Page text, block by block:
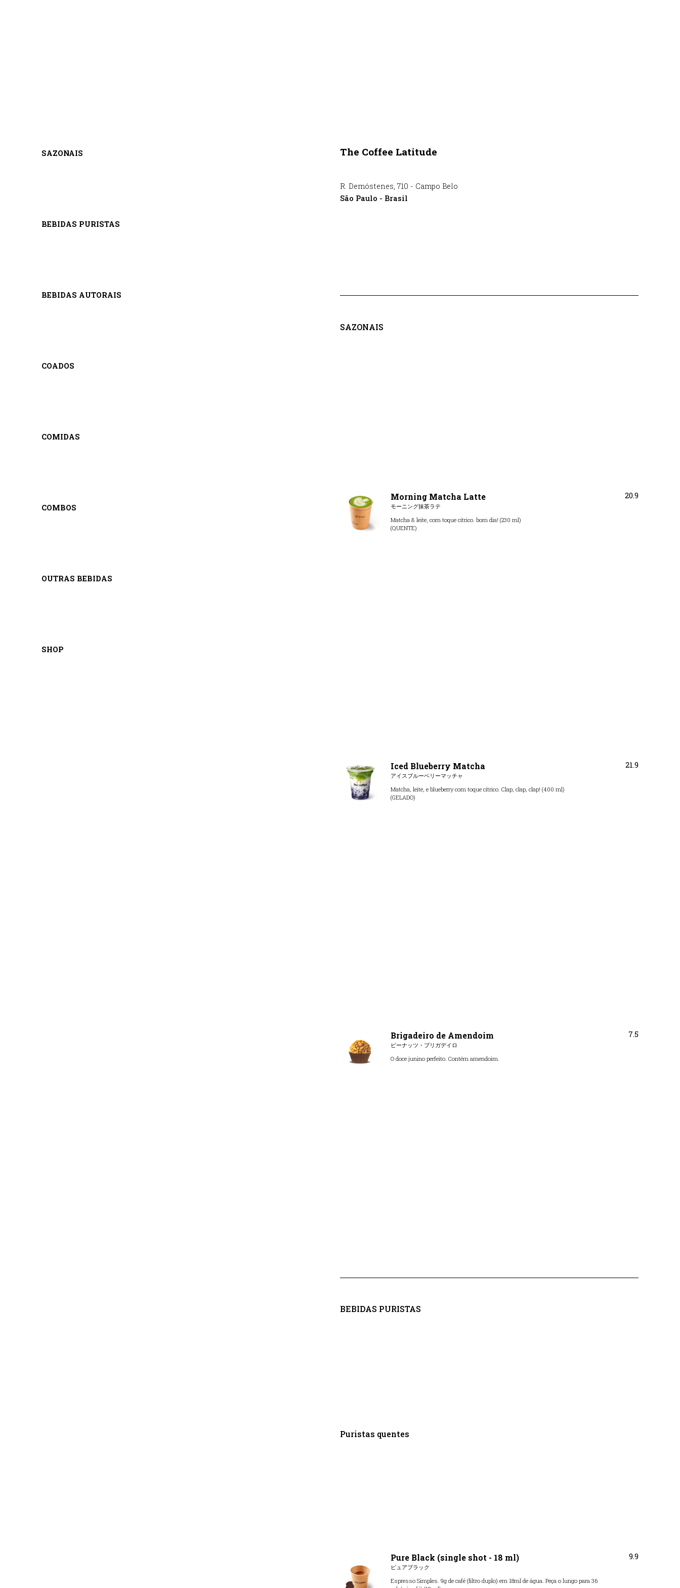
SAZONAIS
BEBIDAS PURISTAS
BEBIDAS AUTORAIS
COADOS
COMIDAS
COMBOS
OUTRAS BEBIDAS
SHOP
The Coffee Latitude
R. Demóstenes 710 - Campo Belo
São Paulo - Brasil
SAZONAIS
Morning Matcha Latte
モーニング抹茶ラテ
Matcha & leite, com toque cítrico. bom dia! (230 ml)
(QUENTE)
20.9
Iced Blueberry Matcha
アイスブルーベリーマッチャ
Matcha, leite, e blueberry com toque cítrico. Clap, clap, clap! (400 ml)
(GELADO)
21.9
Brigadeiro de Amendoim
ピーナッツ・ブリガデイロ
O doce junino perfeito. Contém amendoim.
7.5
BEBIDAS PURISTAS
Puristas quentes
Pure Black (single shot - 18 ml)
ピュアブラック
Espresso Simples. 9g de café (filtro duplo) em 18ml de água. Peça o lungo para 36
9.9